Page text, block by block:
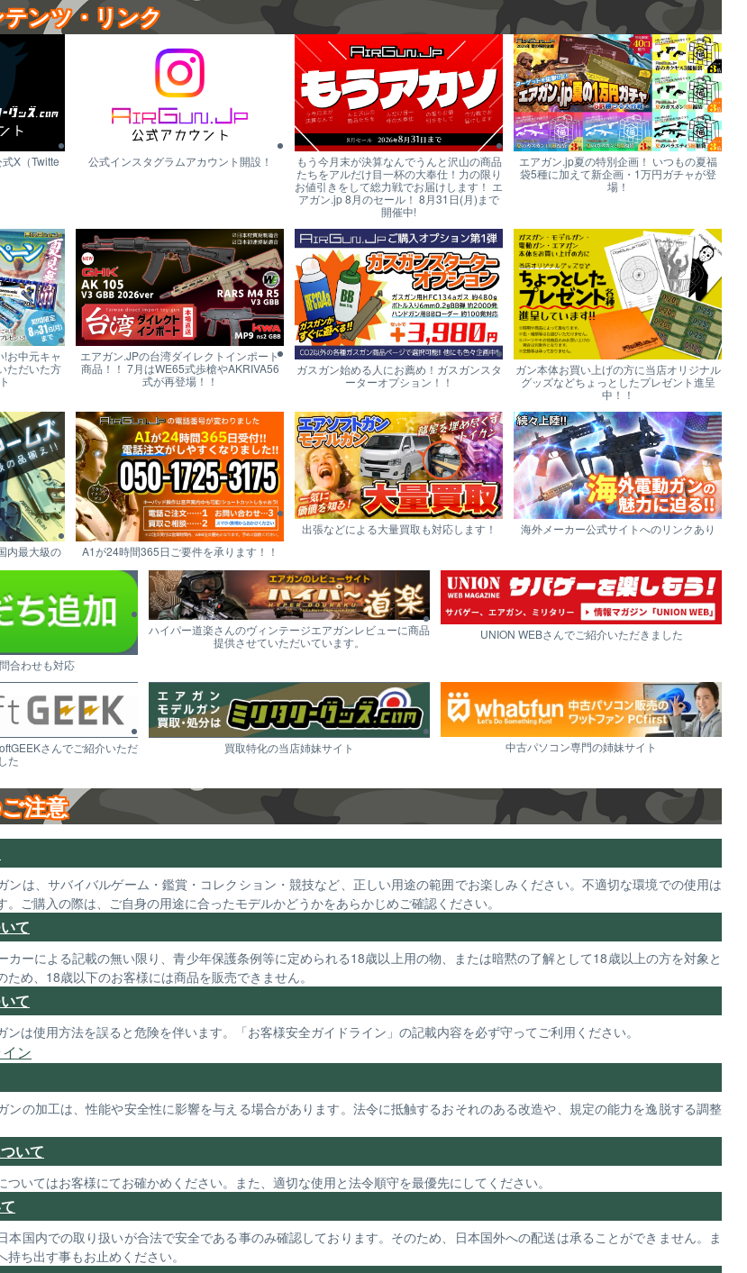
ンツ・リンク
X（Twitte
公式インスタグラムアカウント開設！
もう今月末が決算なんでうんと沢山の商品
たちをアルだけ目一杯の大奉仕！力の限り
お値引きをして総力戦でお届けします！ エ
アガン.jp 8月のセール！ 8月31日(月)まで
開催中!
エアガン.jp夏の特別企画！ いつもの夏福
袋5種に加えて新企画・1万円ガチャが登
場！
お中元キャ
ただいた方
エアガン.JPの台湾ダイレクトインポート
商品！！ 7月はWE65式歩槍やAKRIVA56
式が再登場！！
ガスガン始める人にお薦め！ガスガンスタ
ーターオプション！！
ガン本体お買い上げの方に当店オリジナル
グッズなどちょっとしたプレゼント進呈
中！！
内最大級の
A1が24時間365日ご要件を承ります！！
出張などによる大量買取も対応します！ 海外メーカー公式サイトへのリンクあり
合わせも対応
ハイパー道楽さんのヴィンテージエアガンレビューに商品
提供させていただいています。
UNION WEBさんでご紹介いただきました
さんでご紹介いただ
た
買取特化の当店姉妹サイト 中古パソコン専門の姉妹サイト
注意
ンは、サバイバルゲーム・鑑賞・コレクション・競技など、正しい用途の範囲でお楽しみください。不適切な環境での使用は
ご購入の際は、ご自身の用途に合ったモデルかどうかをあらかじめご確認ください。
て
カーによる記載の無い限り、青少年保護条例等に定められる18歳以上用の物、または暗黙の了解として18歳以上の方を対象と
ため、18歳以下のお客様には商品を販売できません。
て
ンは使用方法を誤ると危険を伴います。「お客様安全ガイドライン」の記載内容を必ず守ってご利用ください。
ン
ンの加工は、性能や安全性に影響を与える場合があります。法令に抵触するおそれのある改造や、規定の能力を逸脱する調整
いて
いてはお客様にてお確かめください。また、適切な使用と法令順守を最優先にしてください。
本国内での取り扱いが合法で安全である事のみ確認しております。そのため、日本国外への配送は承ることができません。ま
ち出す事もお止めください。